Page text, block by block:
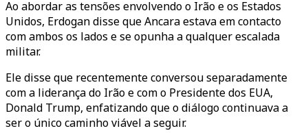
Ao abordar as tensões envolvendo o Irão e os Estados
Unidos, Erdogan disse que Ancara estava em contacto
com ambos os lados e se opunha a qualquer escalada
militar.
Ele disse que recentemente conversou separadamente
com a liderança do Irão e com o Presidente dos EUA,
Donald Trump, enfatizando que o diálogo continuava a
ser o único caminho viável a seguir.